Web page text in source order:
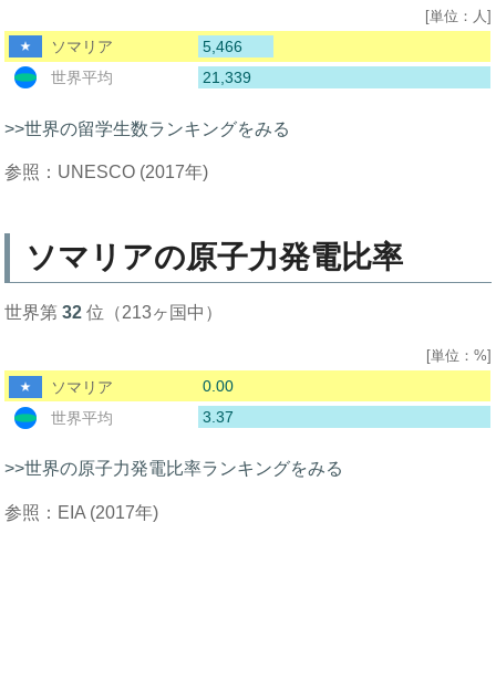
[単位：人]
ソマリア
5,466
世界平均
21,339
>>世界の留学生数ランキングをみる
参照：UNESCO (2017年)
ソマリアの原子力発電比率
世界第32 位（213ヶ国中）
[単位：%]
ソマリア
0.00
世界平均
3.37
>>世界の原子力発電比率ランキングをみる
参照：EIA (2017年)